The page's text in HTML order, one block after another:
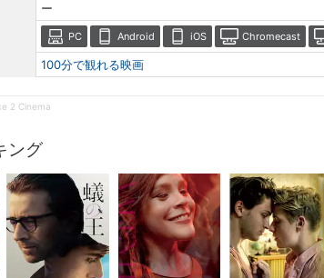
ー
PC Android iOS Chromecast
100分で観れる映画
2 Cinema
ング